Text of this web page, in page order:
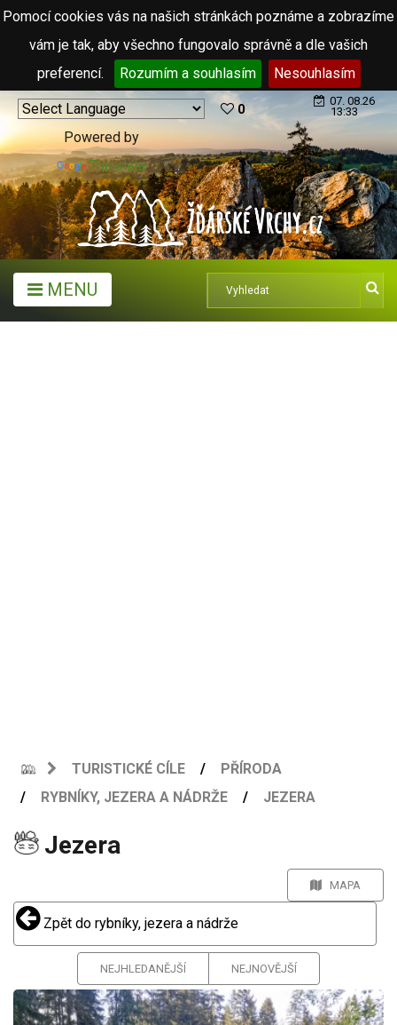
Pomocí cookies vás na našich stránkách poznáme a zobrazíme
vám je tak, aby všechno fungovalo správně a dle vašich
preferencí.
Rozumím a souhlasím Nesouhlasím
Powered by
Translate
0
07. 08.26
13:33
MENU
TURISTICKÉ CÍLE
PŘÍRODA
RYBNÍKY, JEZERA A NÁDRŽE
JEZERA
Jezera
MAPA
Zpět do rybníky, jezera a nádrže
NEJHLEDANĚJŠÍ NEJNOVĚJŠÍ